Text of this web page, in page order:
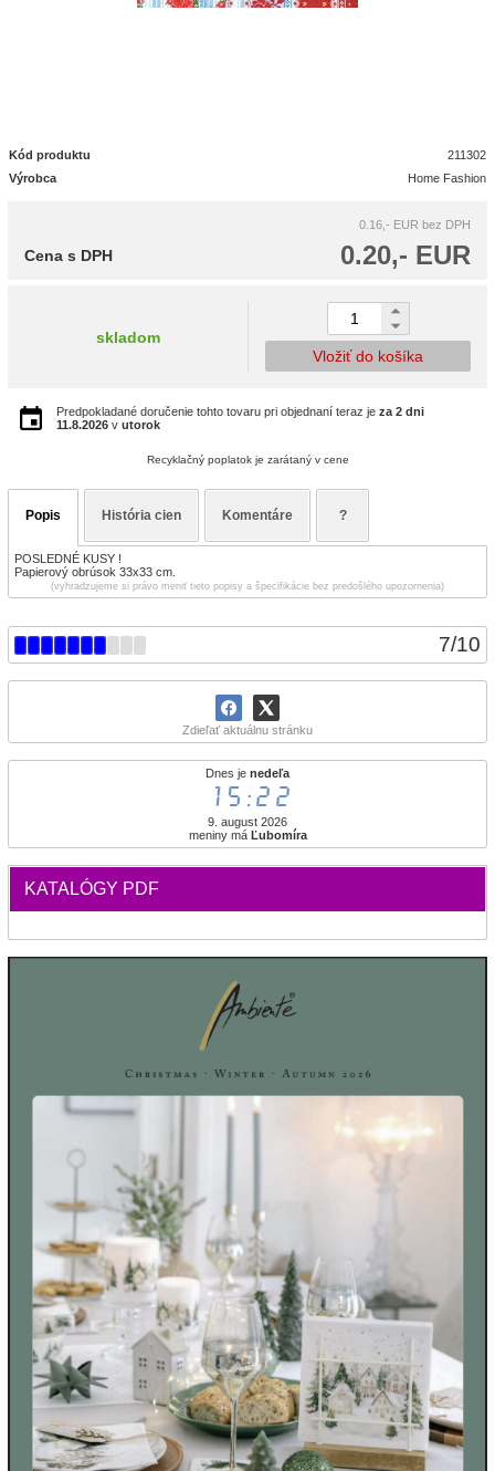
7/10
Zdieľať aktuálnu stránku
Dnes je nedeľa
15:22
9. august 2026
meniny má Ľubomíra
KATALÓGY PDF
Kód produktu
211302
Výrobca
Home Fashion
0.16,- EUR bez DPH
0.20,- EUR
Cena s DPH
skladom
Vložiť do košíka
Predpokladané doručenie tohto tovaru pri objednaní teraz je za 2 dni
11.8.2026 v utorok
Recyklačný poplatok je zarátaný v cene
Popis História cien Komentáre ?
POSLEDNÉ KUSY !
Papierový obrúsok 33x33 cm.
(vyhradzujeme si právo meniť tieto popisy a špecifikácie bez predošlého upozornenia)